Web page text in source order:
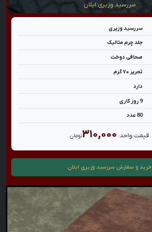
سررسید وزیری ایلان
سررسید وزیری
جلد چرم متالیک
صحافی دوخت
تحریر ۷۰ گرم
دارد
9 روز کاری
80 عدد
قیمت واحد: ۳۱۰,۰۰۰تومان
خرید و سفارش سررسید وزیری ایلان